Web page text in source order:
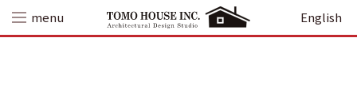
content
menu English